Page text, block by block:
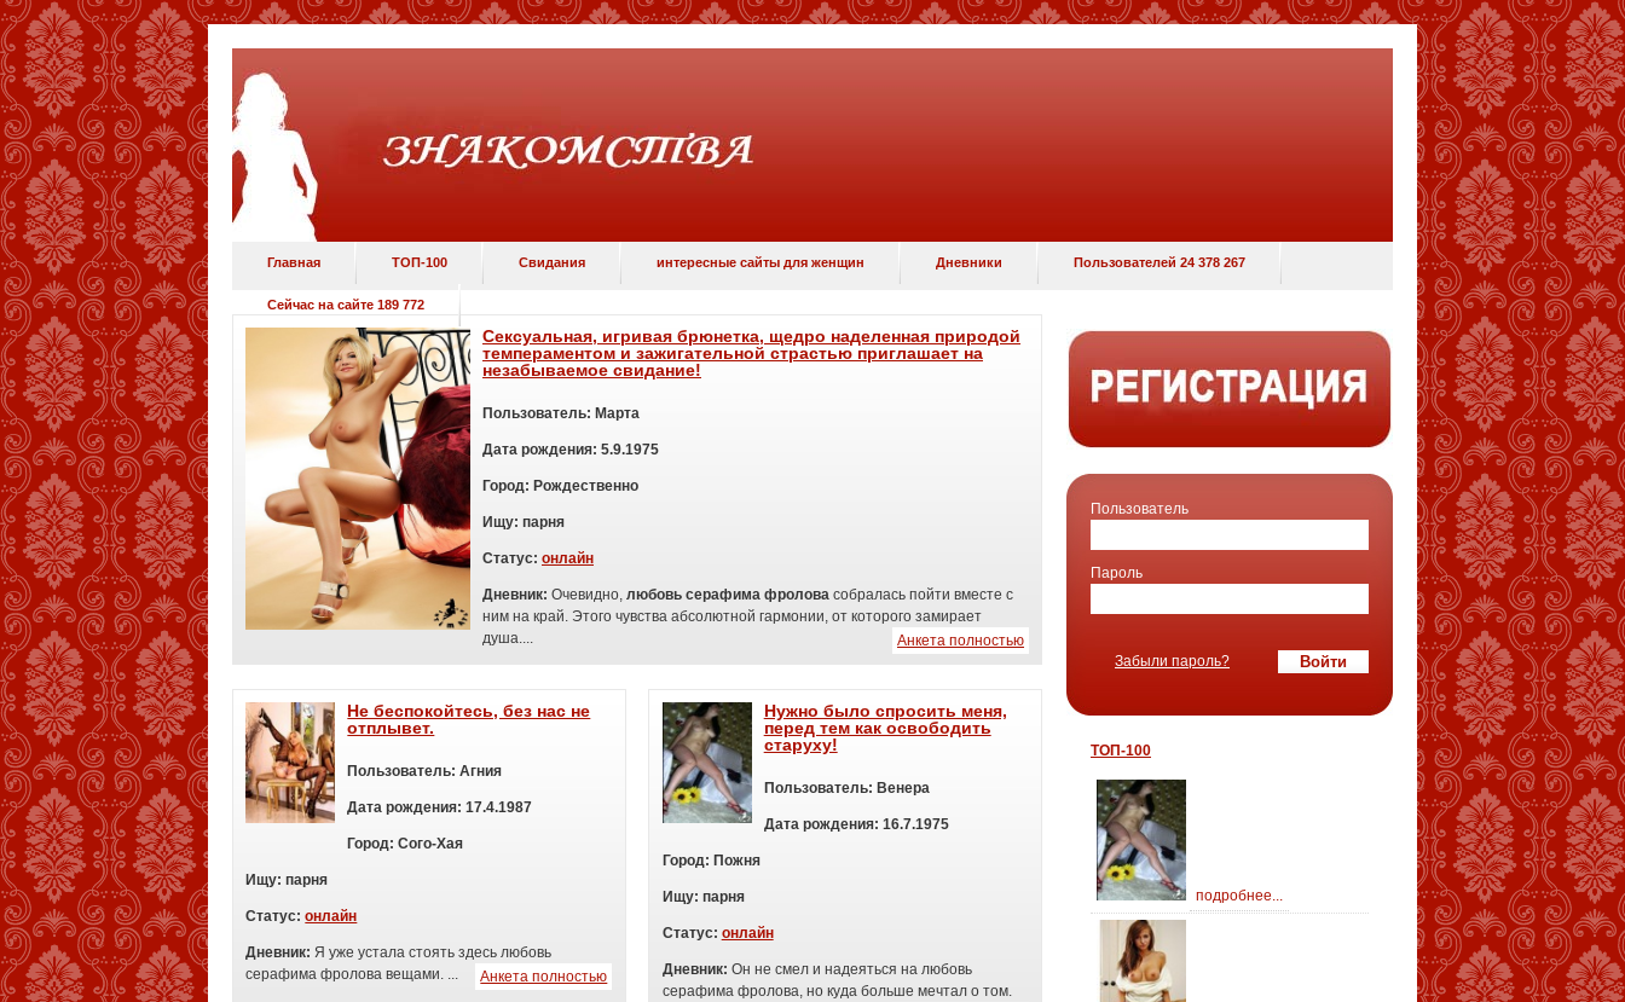
Главная ТОП-100 Свидания интересные сайты для женщин Дневники Пользователей 24 378 267
Сейчас на сайте 189 772
Сексуальная, игривая брюнетка, щедро наделенная природой
темпераментом и зажигательной страстью приглашает на
незабываемое свидание!
Пользователь: Марта
Дата рождения: 5.9.1975
Город: Рождественно
Ищу: парня
Статус: онлайн
Дневник: Очевидно, любовь серафима фролова собралась пойти вместе с
ним на край. Этого чувства абсолютной гармонии, от которого замирает
душа....
Анкета полностью
Не беспокойтесь, без нас не
отплывет.
Пользователь: Агния
Дата рождения: 17.4.1987
Город: Сого-Хая
Ищу: парня
Статус:онлайн
Дневник:Я уже устала стоять здесь любовь
серафима фролова вещами. ...
Анкета полностью
Нужно было спросить меня,
перед тем как освободить
старуху!
Пользователь: Венера
Дата рождения: 16.7.1975
Город: Пожня
Ищу: парня
Статус: онлайн
Дневник: Он не смел и надеяться на любовь
серафима фролова, но куда больше мечтал о том.
Пользователь
Пароль
Забыли пароль?
ТОП-100
подробнее...